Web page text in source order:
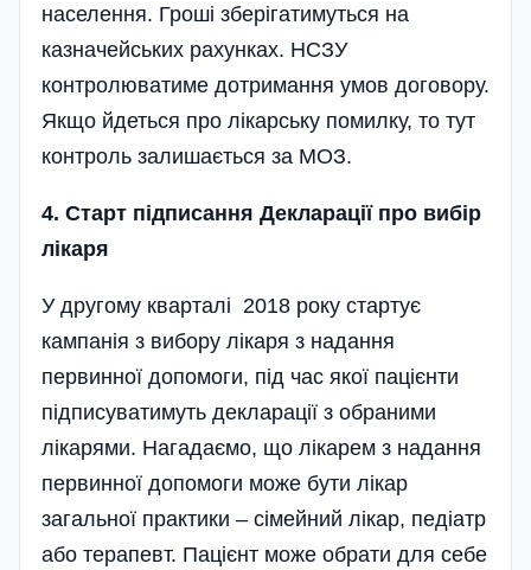
населення. Гроші зберігатимуться на
казначейських рахунках. НСЗУ
контролюватиме дотримання умов договору.
Якщо йдеться про лікарську помилку, то тут
контроль залишається за МОЗ.
4. Старт підписання Декларації про вибір
лікаря
У другому кварталі 2018 року стартує
кампанія з вибору лікаря з надання
первинної допомоги, під час якої пацієнти
підписуватимуть декларації з обраними
лікарями. Нагадаємо, що лікарем з надання
первинної допомоги може бути лікар
загальної практики – сімейний лікар, педіатр
або терапевт. Пацієнт може обрати для себе